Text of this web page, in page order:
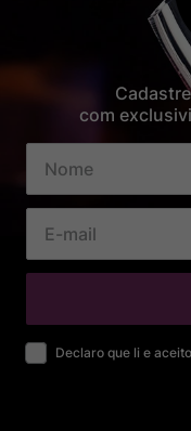
com
Declaro que li e